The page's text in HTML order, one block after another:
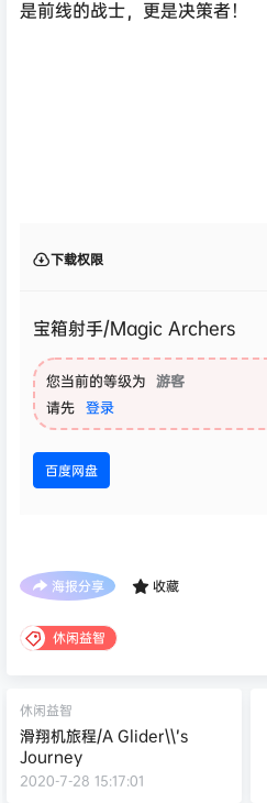
是前线的战士，更是决策者！
下载权限
宝箱射手/Magic Archers
您当前的等级为 游客
请先 登录
百度网盘
海报分享 收藏
休闲益智
休闲益智
滑翔机旅程/A Glider\\’s
Journey
2020-7-28 15:17:01